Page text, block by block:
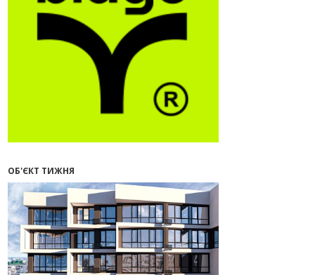
У Франківську провели
конференцію для фахівців ринку
нерухомості та девелоперів
27.07.2026
Нерухомість як антикризовий
актив: стратегії для Івано-
Франківська
Поліція затримала банду, яка
Франківську на понад 2,6 млн
12:08
Літо вигідних інвестицій:
комерційні приміщення зі
знижками
21.07.2026
12:10
Як вибрати кольори для кухні у
2026 році
ОБ'ЄКТ ТИЖНЯ